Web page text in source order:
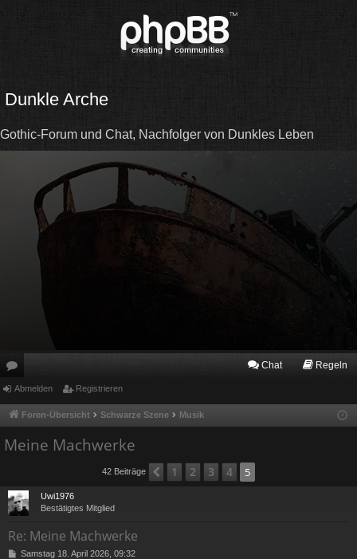
Dunkle Arche
Gothic-Forum und Chat, Nachfolger von Dunkles Leben
or
en
Chat Regeln
Abmelden Registrieren
Foren-Übersicht Schwarze Szene Musik
Meine Machwerke
42 Beiträge Vorherige
1 2 3 4 5
Uwi1976
Bestätigtes Mitglied
Re: Meine Machwerke
BSamstag 18. April 2026, 09:32